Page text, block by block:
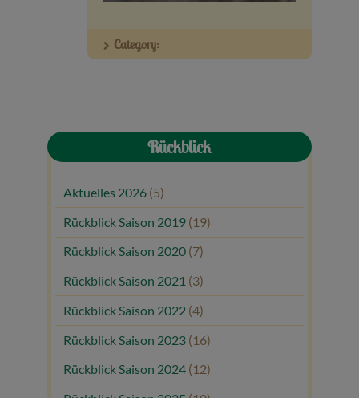
Veranstaltungen
Category:
Rückblick
Aktuelles 2026 (5)
Rückblick Saison 2019 (19)
Rückblick Saison 2020 (7)
Rückblick Saison 2021 (3)
Rückblick Saison 2022 (4)
Rückblick Saison 2023 (16)
Rückblick Saison 2024 (12)